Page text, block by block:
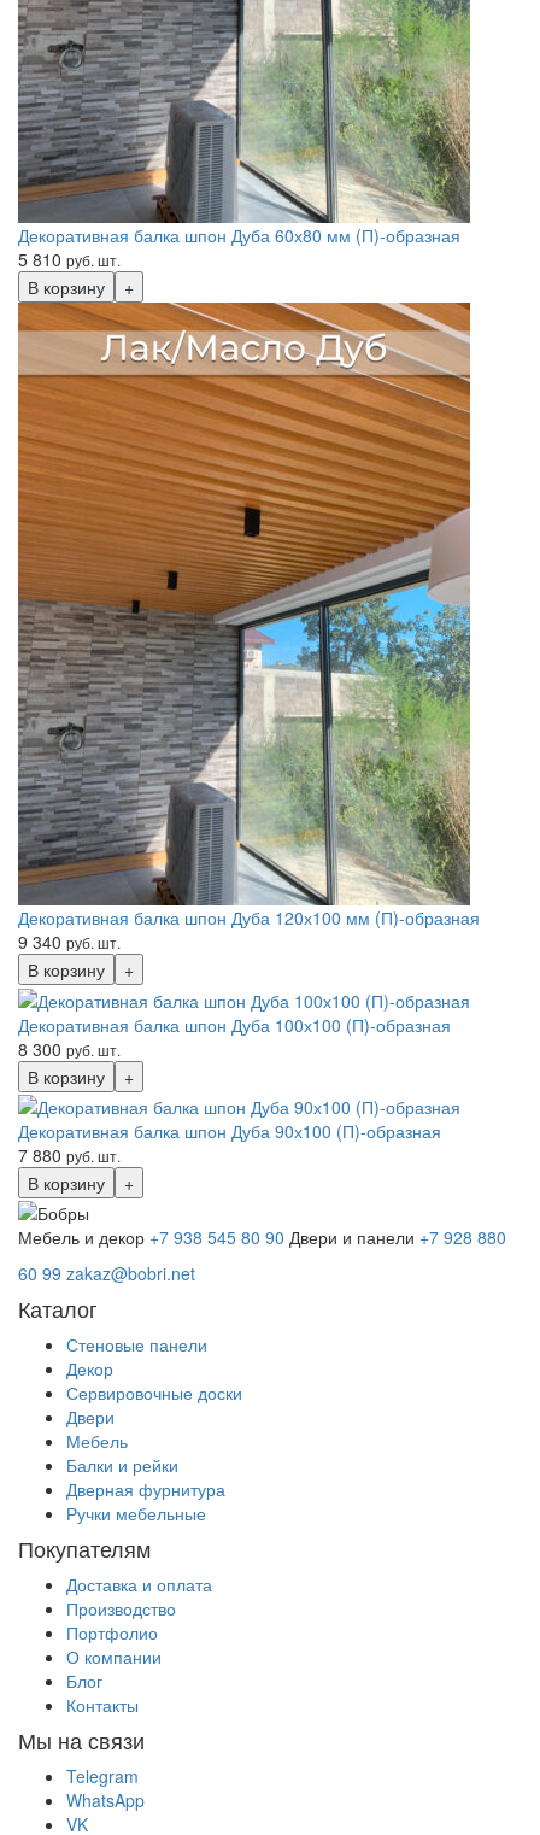
Декоративная балка шпон Дуба 60х80 мм (П)-образная
5 810 руб. шт.
В корзину +
Декоративная балка шпон Дуба 120х100 мм (П)-образная
9 340 руб. шт.
В корзину +
Декоративная балка шпон Дуба 100х100 (П)-образная
8 300 руб. шт.
В корзину +
Декоративная балка шпон Дуба 90х100 (П)-образная
7 880 руб. шт.
В корзину +
Мебель и декор +7 938 545 80 90 Двери и панели +7 928 880
60 99 zakaz@bobri.net
Каталог
Стеновые панели
Декор
Сервировочные доски
Двери
Мебель
Балки и рейки
Дверная фурнитура
Ручки мебельные
Покупателям
Доставка и оплата
Производство
Портфолио
О компании
Блог
Контакты
Мы на связи
Telegram
WhatsApp
VK